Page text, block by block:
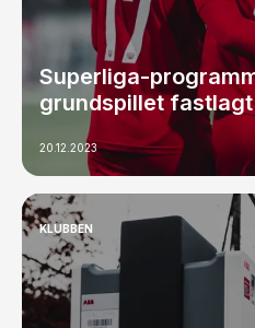
Superliga-
grundspillet fastlagt
20.12.2023
KLUBBEN